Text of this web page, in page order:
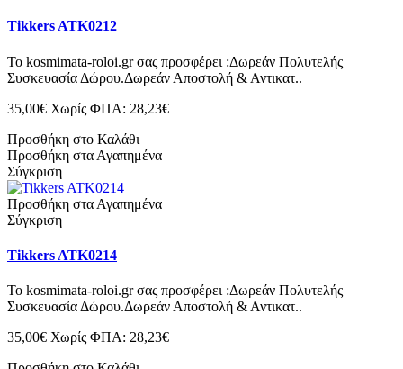
Tikkers ATK0212
Το kosmimata-roloi.gr σας προσφέρει :Δωρεάν Πολυτελής
Συσκευασία Δώρου.Δωρεάν Αποστολή & Αντικατ..
35,00€ Χωρίς ΦΠΑ: 28,23€
Προσθήκη στο Καλάθι
Προσθήκη στα Αγαπημένα
Σύγκριση
Προσθήκη στα Αγαπημένα
Σύγκριση
Tikkers ATK0214
Το kosmimata-roloi.gr σας προσφέρει :Δωρεάν Πολυτελής
Συσκευασία Δώρου.Δωρεάν Αποστολή & Αντικατ..
35,00€ Χωρίς ΦΠΑ: 28,23€